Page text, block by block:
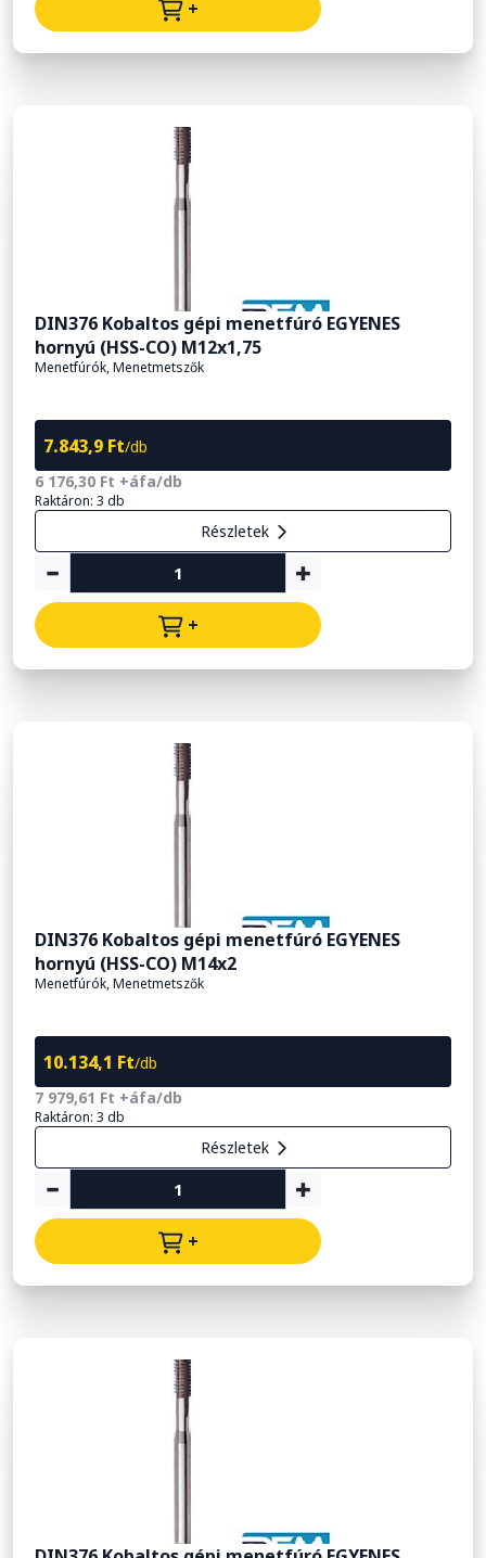
+
DIN376 Kobaltos gépi menetfúró EGYENES
hornyú (HSS-CO) M12x1,75
Menetfúrók, Menetmetszők
7.843,9 Ft/db
6 176,30 Ft +áfa/db
Raktáron: 3 db
Részletek
+
DIN376 Kobaltos gépi menetfúró EGYENES
hornyú (HSS-CO) M14x2
Menetfúrók, Menetmetszők
10.134,1 Ft/db
7 979,61 Ft +áfa/db
Raktáron: 3 db
Részletek
+